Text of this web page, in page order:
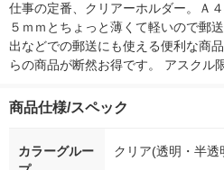
仕事の定番、クリアーホルダー。Ａ
５ｍｍとちょっと薄くて軽いので郵
出などでの郵送にも使える便利な商
らの商品が断然お得です。 アスクル
商品仕様/スペック
カラーグルー
クリア(透明・半透